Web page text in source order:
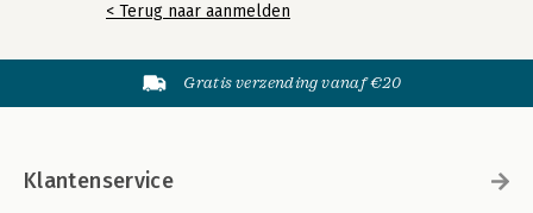
< Terug naar aanmelden
Gratis verzending vanaf €20
Klantenservice